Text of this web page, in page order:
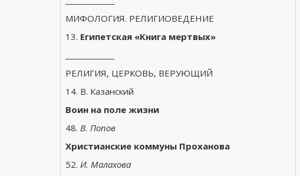
МИФОЛОГИЯ. РЕЛИГИОВЕДЕНИЕ
13. Египетская «Книга мертвых»
РЕЛИГИЯ, ЦЕРКОВЬ, ВЕРУЮЩИЙ
14. В. Казанский
Воин на поле жизни
48. В. Попов
Христианские коммуны Проханова
52. И. Малахова